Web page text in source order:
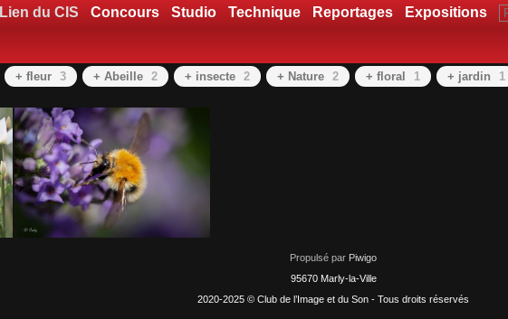
Lien du CIS Concours Studio Technique Reportages Expositions
+ fleur 3 + Abeille 2 + insecte 2 + Nature 2 + floral 1 + jardin 1
Propulsé par Piwigo
95670 Marly-la-Ville
2020-2025 © Club de l’Image et du Son - Tous droits réservés